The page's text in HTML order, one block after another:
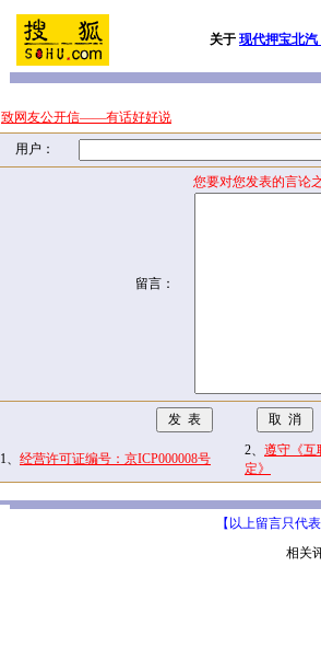
关于 现代押宝北
致网友公开信——有话好好说
用户：
留言：
您要对您发表的言论
1、 经营许可证编号：京ICP000008号
2、 遵守《互
定》
【以上留言只代
相关